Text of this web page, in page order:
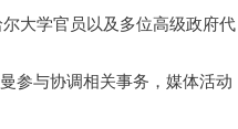
大学官员以及多位高级政府代
参与协调相关事务，媒体活动